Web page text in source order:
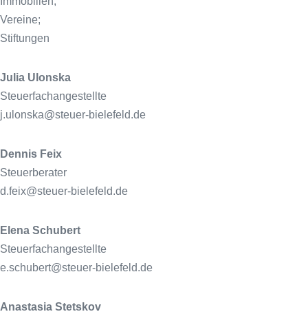
Vereine;
Stiftungen
Julia Ulonska
Steuerfachangestellte
j.ulonska@steuer-bielefeld.de
Dennis Feix
Steuerberater
d.feix@steuer-bielefeld.de
Elena Schubert
Steuerfachangestellte
e.schubert@steuer-bielefeld.de
Anastasia Stetskov